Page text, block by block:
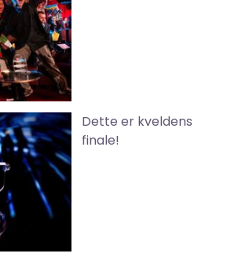
Dette er kveldens
finale!